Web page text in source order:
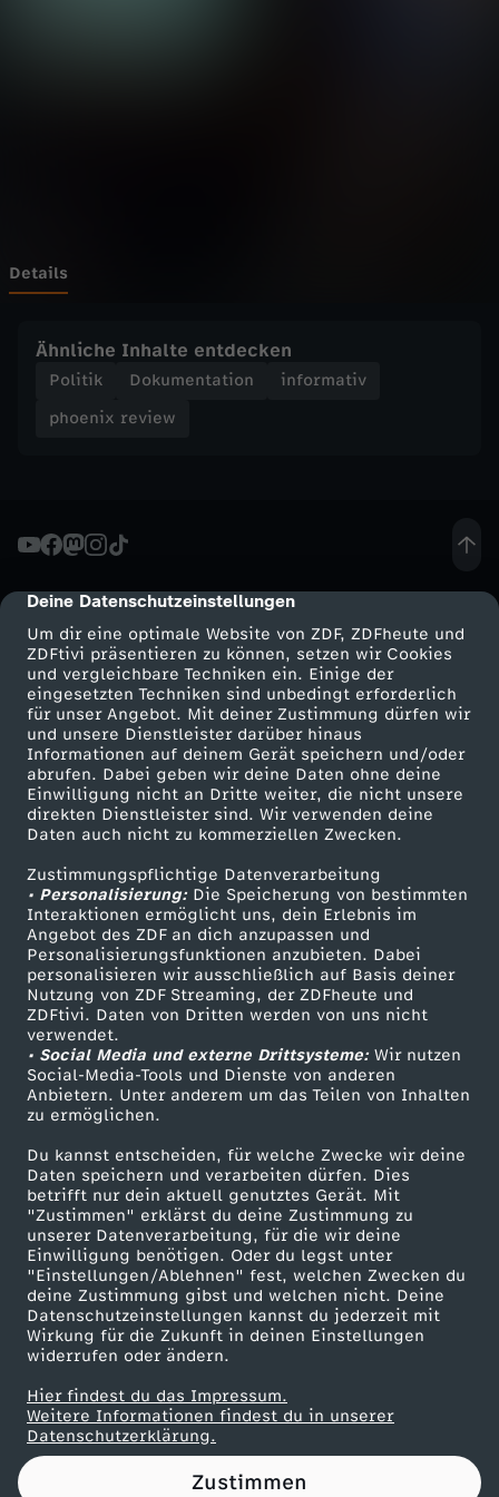
cmp-dialog-description
Deine Datenschutzeinstellungen
Um dir eine optimale Website von ZDF, ZDFheute und
ZDFtivi präsentieren zu können, setzen wir Cookies
und vergleichbare Techniken ein. Einige der
eingesetzten Techniken sind unbedingt erforderlich
für unser Angebot. Mit deiner Zustimmung dürfen wir
und unsere Dienstleister darüber hinaus
Informationen auf deinem Gerät speichern und/oder
abrufen. Dabei geben wir deine Daten ohne deine
Einwilligung nicht an Dritte weiter, die nicht unsere
direkten Dienstleister sind. Wir verwenden deine
Daten auch nicht zu kommerziellen Zwecken.
Zustimmungspflichtige Datenverarbeitung
• Personalisierung:Die Speicherung von bestimmten
Interaktionen ermöglicht uns, dein Erlebnis im
Angebot des ZDF an dich anzupassen und
Personalisierungsfunktionen anzubieten. Dabei
personalisieren wir ausschließlich auf Basis deiner
Nutzung von ZDF Streaming, der ZDFheute und
ZDFtivi. Daten von Dritten werden von uns nicht
verwendet.
• Social Media und externe Drittsysteme:Wir nutzen
Social-Media-Tools und Dienste von anderen
Anbietern. Unter anderem um das Teilen von Inhalten
zu ermöglichen.
Du kannst entscheiden, für welche Zwecke wir deine
Daten speichern und verarbeiten dürfen. Dies
betrifft nur dein aktuell genutztes Gerät. Mit
"Zustimmen" erklärst du deine Zustimmung zu
unserer Datenverarbeitung, für die wir deine
Einwilligung benötigen. Oder du legst unter
"Einstellungen/Ablehnen" fest, welchen Zwecken du
deine Zustimmung gibst und welchen nicht. Deine
Datenschutzeinstellungen kannst du jederzeit mit
Wirkung für die Zukunft in deinen Einstellungen
widerrufen oder ändern.
Hier findest du das Impressum.
Weitere Informationen findest du in unserer
Datenschutzerklärung.
Zustimmen
w
S
s
m
u
t
h
z
u
P
a
r
l
a
m
e
n
t
s
r
Details
Ähnliche Inhalte entdecken
Politik Dokumentation
informativ
phoenix review
Mehr ZDF
ZDF-Apps
Smart TV
ZDFtext
Livestreams
Sendungen A-Z
TV-Programm
Service
ZDFmitreden
Kontakt zum ZDF
Tickets
Zuschauerservice
Hilfe
ZDF Unternehmen
Karriere
ZDF goes Schule
Werbefernsehen
Mainzelmännchen
Partner